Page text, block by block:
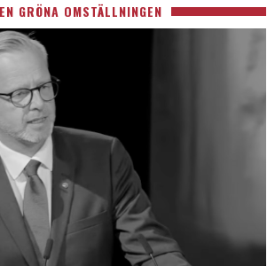
GRÖNA OMSTÄLLNINGEN